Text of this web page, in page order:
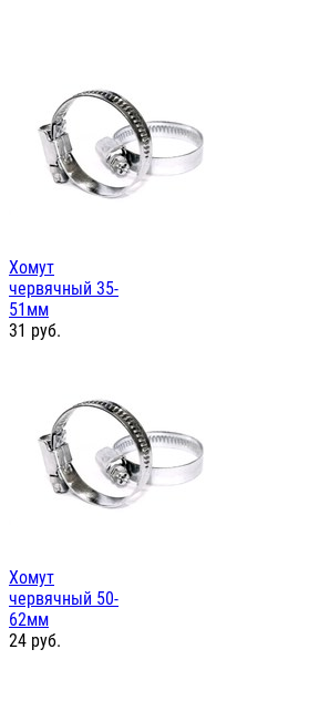
Хомут
червячный 35-
51мм
31 руб.
Хомут
червячный 50-
62мм
24 руб.